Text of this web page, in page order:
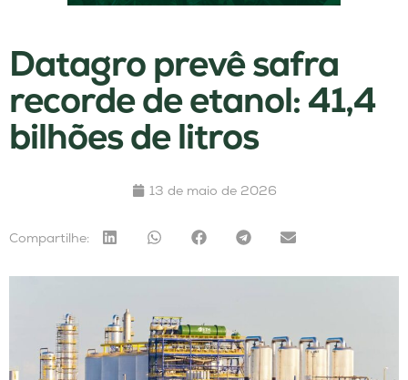
Datagro prevê safra
recorde de etanol: 41,4
bilhões de litros
13 de maio de 2026
Compartilhe: